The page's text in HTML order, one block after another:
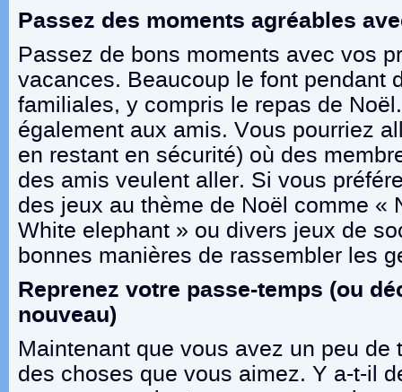
Passez des moments agréables
Passez de bons moments avec vos
vacances. Beaucoup le font pendant
familiales, y compris le repas de
également aux amis. Vous pourriez
en restant en sécurité) où des
des amis veulent aller. Si vous
des jeux au thème de Noël comme «
White elephant » ou divers jeux de
bonnes manières de rassembler les
Reprenez votre passe-temps (ou
nouveau)
Maintenant que vous avez un peu de
des choses que vous aimez. Y a-t-il